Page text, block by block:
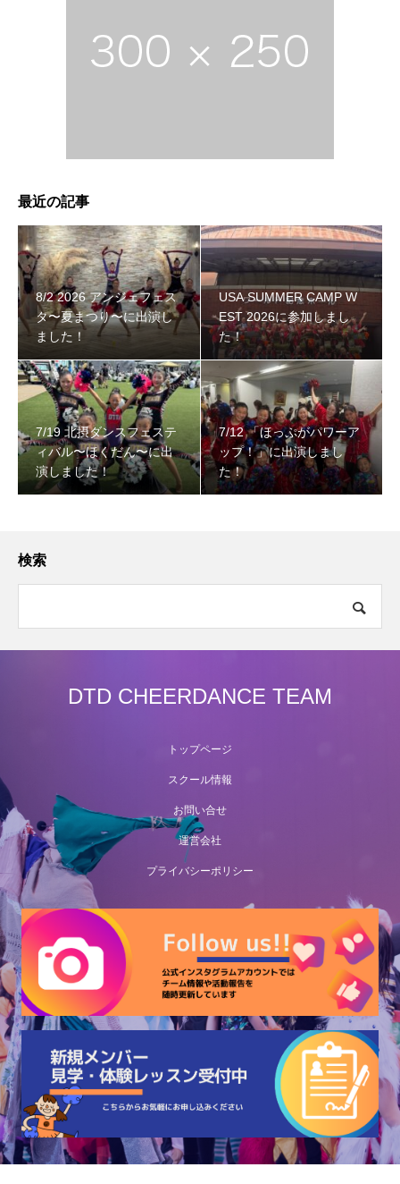
最近の記事
8/2 2026 アンジェフェス
タ〜夏まつり〜に出演し
ました！
USA SUMMER CAMP W
EST 2026に参加しまし
た！
7/19 北摂ダンスフェステ
ィバル〜ほくだん〜に出
演しました！
7/12 「ほっぷがパワーア
ップ！」に出演しまし
た！
検索
DTD CHEERDANCE TEAM
トップページ
スクール情報
お問い合せ
運営会社
プライバシーポリシー